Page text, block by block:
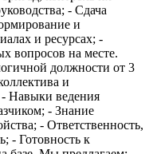
- Сдача
и
и ресурсах; -
вопросов на месте.
должности от 3
и
- Навыки ведения
- Знание
- Ответственность,
- Готовность к